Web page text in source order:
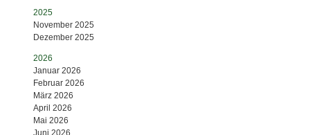
2025
November 2025
Dezember 2025
2026
Januar 2026
Februar 2026
März 2026
April 2026
Mai 2026